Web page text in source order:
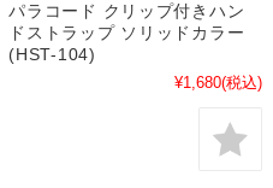
パラコード クリップ付きハン
ドストラップ ソリッドカラー
(HST-104)
¥1,680(税込)